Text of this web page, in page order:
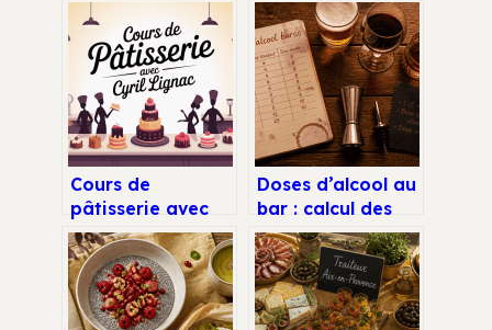
Cours de
pâtisserie avec
cyril lignac :
comment bien les
choisir et en
profiter
Doses d’alcool au
bar : calcul des
volumes,
rentabilité et
obligations
légales